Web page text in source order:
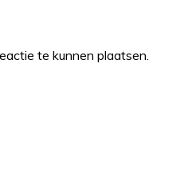
te kunnen plaatsen.